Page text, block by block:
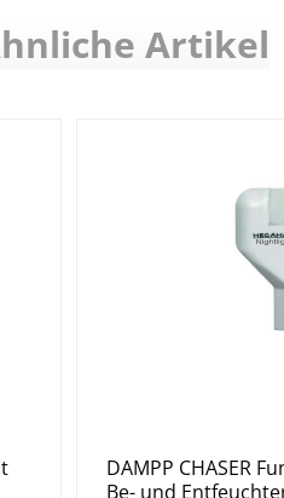
Wenn der Humidistat,
genug Feuchtigkeit
Feuchtigkeit vom
um.
Artikel
DAMPP CHASER
Be- und